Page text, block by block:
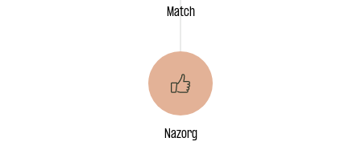
Match
Nazorg